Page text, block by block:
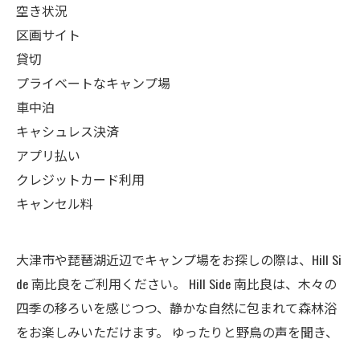
空き状況
区画サイト
貸切
プライベートなキャンプ場
車中泊
キャシュレス決済
アプリ払い
クレジットカード利用
キャンセル料
大津市や琵琶湖近辺でキャンプ場をお探しの際は、Hill Si
de 南比良をご利用ください。 Hill Side 南比良は、木々の
四季の移ろいを感じつつ、静かな自然に包まれて森林浴
をお楽しみいただけます。 ゆったりと野鳥の声を聞き、